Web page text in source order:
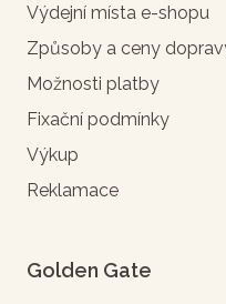
Výdejní místa e-shopu
Způsoby a ceny
Možnosti platby
Fixační podmínky
Výkup
Reklamace
Golden Gate